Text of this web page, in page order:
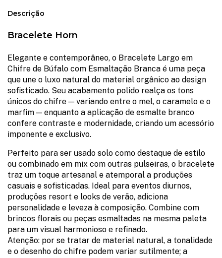
Descrição
Bracelete Horn
Elegante e contemporâneo, o Bracelete Largo em
Chifre de Búfalo com Esmaltação Branca é uma peça
que une o luxo natural do material orgânico ao design
sofisticado. Seu acabamento polido realça os tons
únicos do chifre — variando entre o mel, o caramelo e o
marfim — enquanto a aplicação de esmalte branco
confere contraste e modernidade, criando um acessório
imponente e exclusivo.
Perfeito para ser usado solo como destaque de estilo
ou combinado em mix com outras pulseiras, o bracelete
traz um toque artesanal e atemporal a produções
casuais e sofisticadas. Ideal para eventos diurnos,
produções resort e looks de verão, adiciona
personalidade e leveza à composição. Combine com
brincos florais ou peças esmaltadas na mesma paleta
para um visual harmonioso e refinado.
Atenção: por se tratar de material natural, a tonalidade
e o desenho do chifre podem variar sutilmente; a